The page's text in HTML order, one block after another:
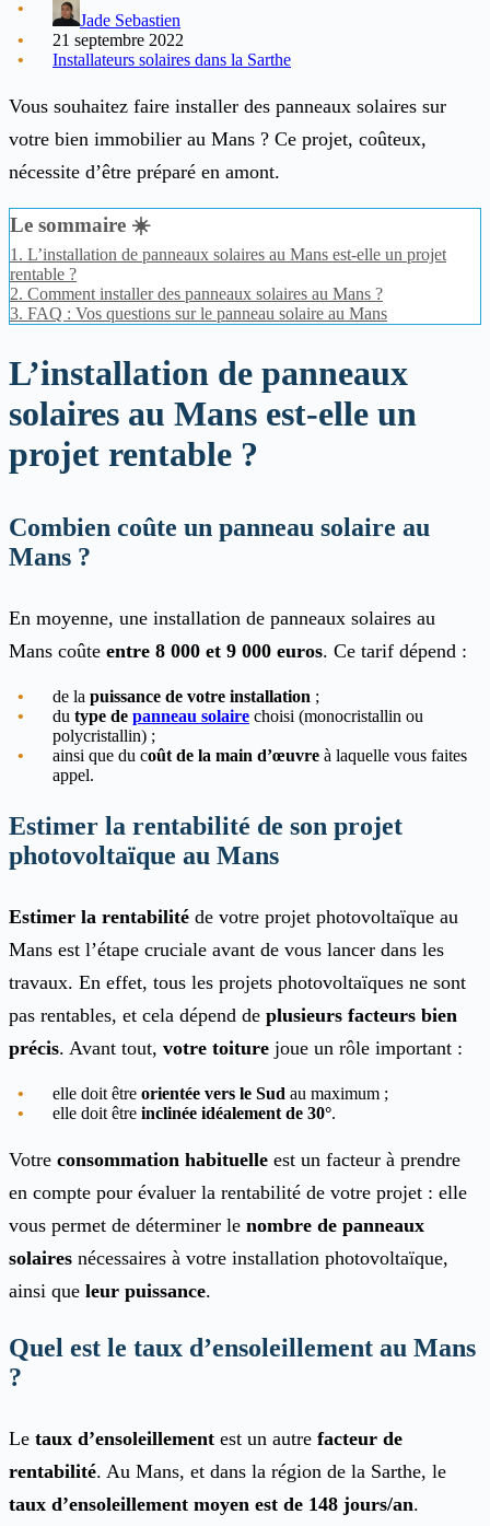
Jade Sebastien
21 septembre 2022
Installateurs solaires dans la Sarthe
Vous souhaitez faire installer des panneaux solaires sur
votre bien immobilier au Mans ? Ce projet, coûteux,
nécessite d’être préparé en amont.
Le sommaire ☀️
1. L’installation de panneaux solaires au Mans est-elle un projet
rentable ?
2. Comment installer des panneaux solaires au Mans ?
3. FAQ : Vos questions sur le panneau solaire au Mans
L’installation de panneaux
solaires au Mans est-elle un
projet rentable ?
Combien coûte un panneau solaire au
Mans ?
En moyenne, une installation de panneaux solaires au
Mans coûte entre 8 000 et 9 000 euros. Ce tarif dépend :
de la puissance de votre installation ;
du type de panneau solaire choisi (monocristallin ou
polycristallin) ;
ainsi que du coût de la main d’œuvre à laquelle vous faites
appel.
Estimer la rentabilité de son projet
photovoltaïque au Mans
Estimer la rentabilité de votre projet photovoltaïque au
Mans est l’étape cruciale avant de vous lancer dans les
travaux. En effet, tous les projets photovoltaïques ne sont
pas rentables, et cela dépend de plusieurs facteurs bien
précis. Avant tout, votre toiture joue un rôle important :
elle doit être orientée vers le Sud au maximum ;
elle doit être inclinée idéalement de 30°.
Votre consommation habituelle est un facteur à prendre
en compte pour évaluer la rentabilité de votre projet : elle
vous permet de déterminer le nombre de panneaux
solaires nécessaires à votre installation photovoltaïque,
ainsi que leur puissance.
Quel est le taux d’ensoleillement au Mans
?
Le taux d’ensoleillement est un autre facteur de
rentabilité. Au Mans, et dans la région de la Sarthe, le
taux d’ensoleillement moyen est de 148 jours/an.